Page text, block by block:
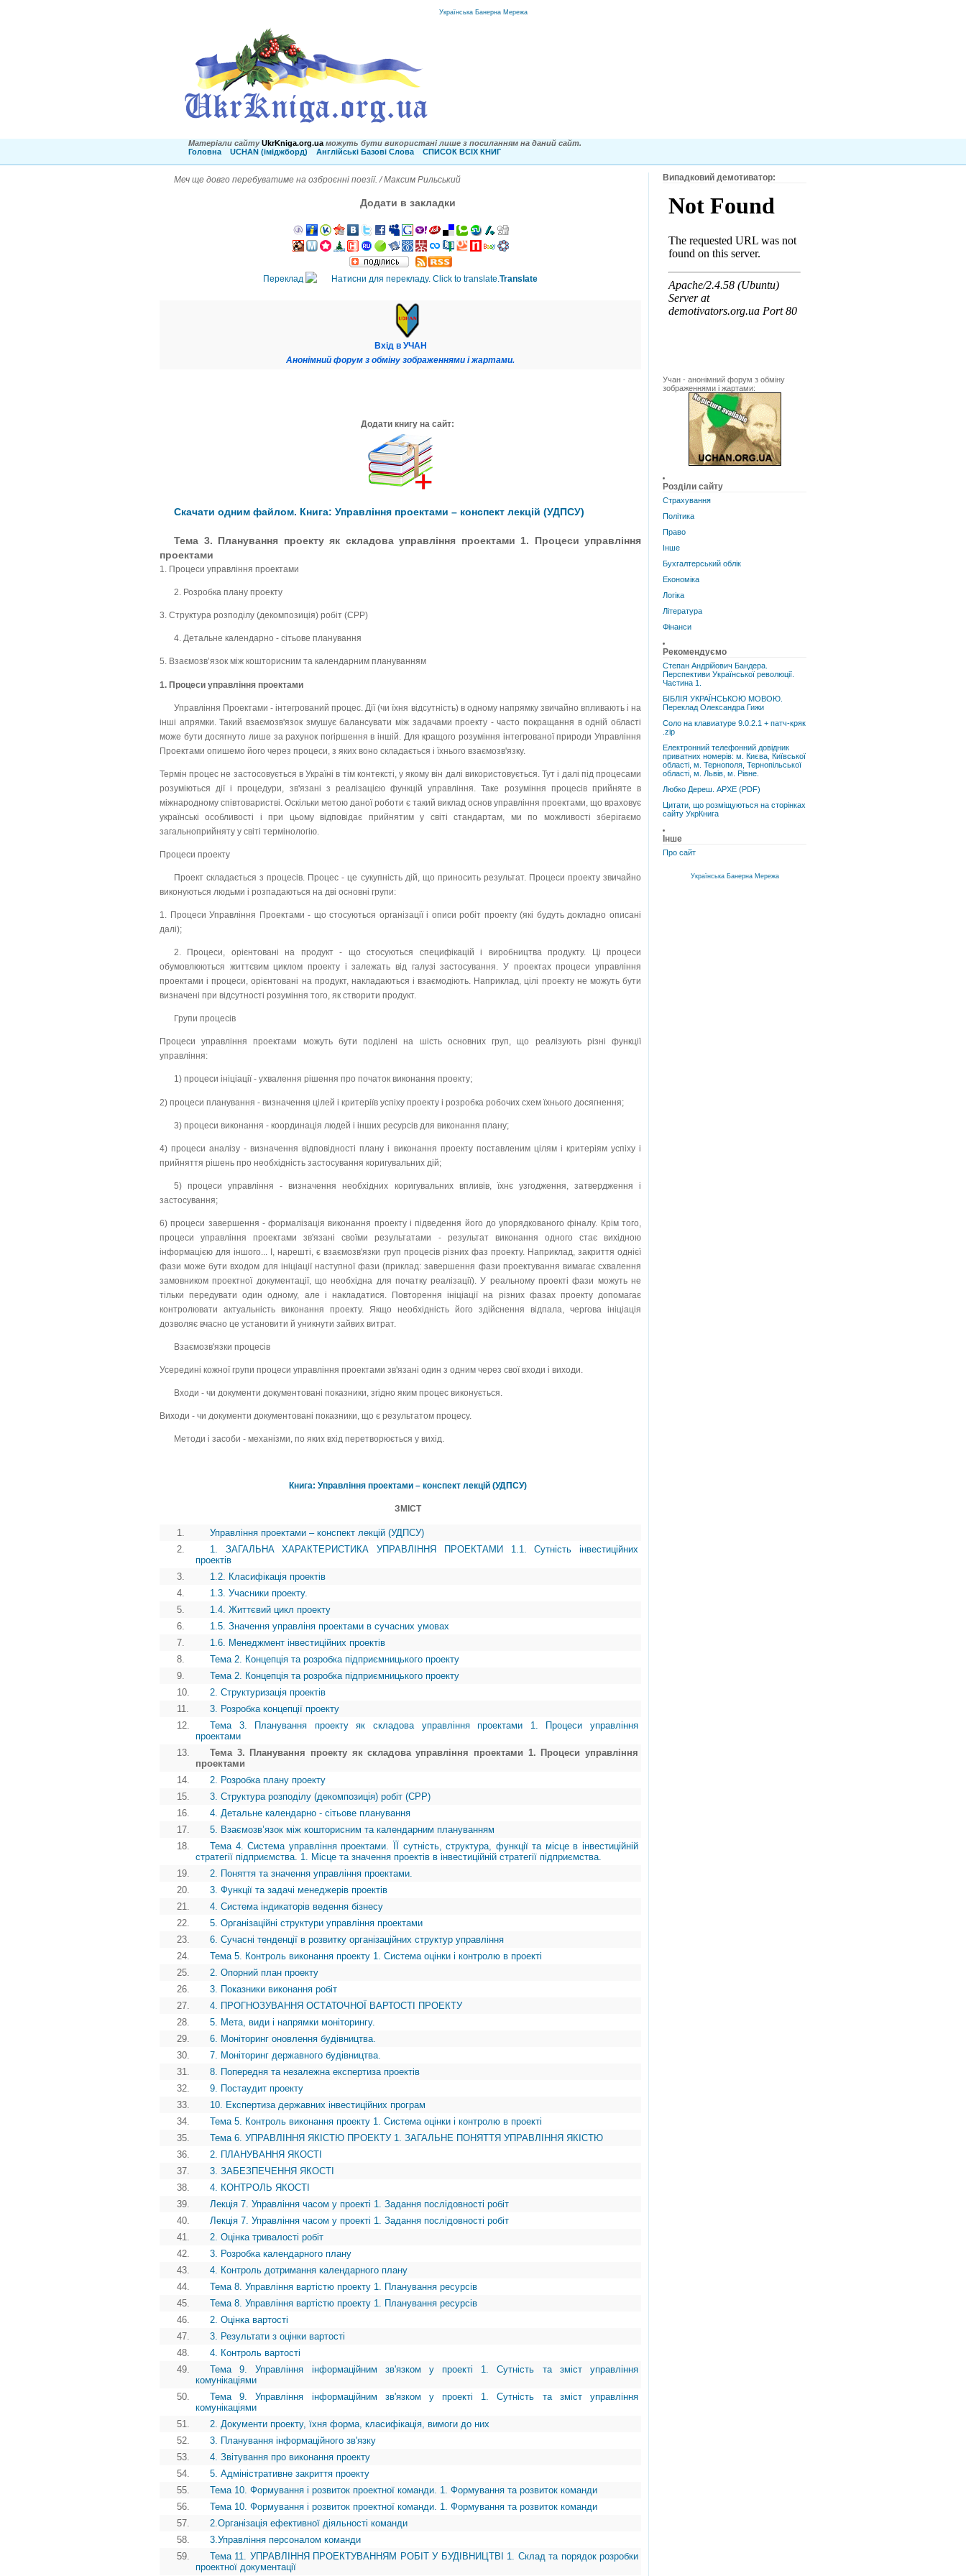
Українська Банерна Мережа
Матеріали сайту UkrKniga.org.ua можуть бути використані лише з посиланням на даний сайт.
Головна
UCHAN (іміджборд) Англійські Базові Слова СПИСОК ВСІХ КНИГ
Меч ще довго перебуватиме на озброєнні поезії. / Максим Рильський
Додати в закладки
Переклад Translate
Вхід в УЧАН
Анонімний форум з обміну зображеннями і жартами.
Додати книгу на сайт:
Скачати одним файлом. Книга: Управління проектами – конспект лекцій (УДПСУ)
Тема 3. Планування проекту як складова управління проектами 1. Процеси управління
проектами
1. Процеси управління проектами
2. Розробка плану проекту
3. Структура розподілу (декомпозиція) робіт (СРР)
4. Детальне календарно - сітьове планування
5. Взаємозв’язок між кошторисним та календарним плануванням
1. Процеси управління проектами
Управління Проектами - інтегрований процес. Дії (чи їхня відсутність) в одному напрямку звичайно впливають і на
інші апрямки. Такий взаємозв'язок змушує балансувати між задачами проекту - часто покращання в одній області
може бути досягнуто лише за рахунок погіршення в іншій. Для кращого розуміння інтегрованої природи Управління
Проектами опишемо його через процеси, з яких воно складається і їхнього взаємозв'язку.
Термін процес не застосовується в Україні в тім контексті, у якому він далі використовується. Тут і далі під процесами
розуміються дії і процедури, зв'язані з реалізацією функцій управління. Таке розуміння процесів прийняте в
міжнародному співтоваристві. Оскільки метою даної роботи є такий виклад основ управління проектами, що враховує
українські особливості і при цьому відповідає прийнятим у світі стандартам, ми по можливості зберігаємо
загальноприйняту у світі термінологію.
Процеси проекту
Проект складається з процесів. Процес - це сукупність дій, що приносить результат. Процеси проекту звичайно
виконуються людьми і розпадаються на дві основні групи:
1. Процеси Управління Проектами - що стосуються організації і описи робіт проекту (які будуть докладно описані
далі);
2. Процеси, орієнтовані на продукт - що стосуються специфікацій і виробництва продукту. Ці процеси
обумовлюються життєвим циклом проекту і залежать від галузі застосування. У проектах процеси управління
проектами і процеси, орієнтовані на продукт, накладаються і взаємодіють. Наприклад, цілі проекту не можуть бути
визначені при відсутності розуміння того, як створити продукт.
Групи процесів
Процеси управління проектами можуть бути поділені на шість основних груп, що реалізують різні функції
управління:
1) процеси ініціації - ухвалення рішення про початок виконання проекту;
2) процеси планування - визначення цілей і критеріїв успіху проекту і розробка робочих схем їхнього досягнення;
3) процеси виконання - координація людей і інших ресурсів для виконання плану;
4) процеси аналізу - визначення відповідності плану і виконання проекту поставленим цілям і критеріям успіху і
прийняття рішень про необхідність застосування коригувальних дій;
5) процеси управління - визначення необхідних коригувальних впливів, їхнє узгодження, затвердження і
застосування;
6) процеси завершення - формалізація виконання проекту і підведення його до упорядкованого фіналу. Крім того,
процеси управління проектами зв'язані своїми результатами - результат виконання одного стає вихідною
інформацією для іншого... І, нарешті, є взаємозв'язки груп процесів різних фаз проекту. Наприклад, закриття однієї
фази може бути входом для ініціації наступної фази (приклад: завершення фази проектування вимагає схвалення
замовником проектної документації, що необхідна для початку реалізації). У реальному проекті фази можуть не
тільки передувати один одному, але і накладатися. Повторення ініціації на різних фазах проекту допомагає
контролювати актуальність виконання проекту. Якщо необхідність його здійснення відпала, чергова ініціація
дозволяє вчасно це установити й уникнути зайвих витрат.
Взаємозв'язки процесів
Усередині кожної групи процеси управління проектами зв'язані один з одним через свої входи і виходи.
Входи - чи документи документовані показники, згідно яким процес виконується.
Виходи - чи документи документовані показники, що є результатом процесу.
Методи і засоби - механізми, по яких вхід перетворюється у вихід.
Книга: Управління проектами – конспект лекцій (УДПСУ)
ЗМІСТ
1.
Управління проектами – конспект лекцій (УДПСУ)
2.
1. ЗАГАЛЬНА ХАРАКТЕРИСТИКА УПРАВЛІННЯ ПРОЕКТАМИ 1.1. Сутність інвестиційних
проектів
3.
1.2. Класифікація проектів
4.
1.3. Учасники проекту.
5.
1.4. Життєвий цикл проекту
6.
1.5. Значення управліня проектами в сучасних умовах
7.
1.6. Менеджмент інвестиційних проектів
8.
Тема 2. Концепція та розробка підприємницького проекту
9.
Тема 2. Концепція та розробка підприємницького проекту
10.
2. Структуризація проектів
11.
3. Розробка концепції проекту
12.
Тема 3. Планування проекту як складова управління проектами 1. Процеси управління
проектами
13.
Тема 3. Планування проекту як складова управління проектами 1. Процеси управління
проектами
14.
2. Розробка плану проекту
15.
3. Структура розподілу (декомпозиція) робіт (СРР)
16.
4. Детальне календарно - сітьове планування
17.
5. Взаємозв’язок між кошторисним та календарним плануванням
18.
Тема 4. Система управління проектами. ЇЇ сутність, структура, функції та місце в інвестиційній
стратегії підприємства. 1. Місце та значення проектів в інвестиційній стратегії підприємства.
19.
2. Поняття та значення управління проектами.
20.
3. Функції та задачі менеджерів проектів
21.
4. Система індикаторів ведення бізнесу
22.
5. Організаційні структури управління проектами
23.
6. Сучасні тенденції в розвитку організаційних структур управління
24.
Тема 5. Контроль виконання проекту 1. Система оцінки і контролю в проекті
25.
2. Опорний план проекту
26.
3. Показники виконання робіт
27.
4. ПРОГНОЗУВАННЯ ОСТАТОЧНОЇ ВАРТОСТІ ПРОЕКТУ
28.
5. Мета, види і напрямки моніторингу.
29.
6. Моніторинг оновлення будівництва.
30.
7. Моніторинг державного будівництва.
31.
8. Попередня та незалежна експертиза проектів
32.
9. Постаудит проекту
33.
10. Експертиза державних інвестиційних програм
34.
Тема 5. Контроль виконання проекту 1. Система оцінки і контролю в проекті
35.
Тема 6. УПРАВЛІННЯ ЯКІСТЮ ПРОЕКТУ 1. ЗАГАЛЬНЕ ПОНЯТТЯ УПРАВЛІННЯ ЯКІСТЮ
36.
2. ПЛАНУВАННЯ ЯКОСТІ
37.
3. ЗАБЕЗПЕЧЕННЯ ЯКОСТІ
38.
4. КОНТРОЛЬ ЯКОСТІ
39.
Лекція 7. Управління часом у проекті 1. Задання послідовності робіт
40.
Лекція 7. Управління часом у проекті 1. Задання послідовності робіт
41.
2. Оцінка тривалості робіт
42.
3. Розробка календарного плану
43.
4. Контроль дотримання календарного плану
44.
Тема 8. Управління вартістю проекту 1. Планування ресурсів
45.
Тема 8. Управління вартістю проекту 1. Планування ресурсів
46.
2. Оцінка вартості
47.
3. Результати з оцінки вартості
48.
4. Контроль вартості
49.
Тема 9. Управління інформаційним зв'язком у проекті 1. Сутність та зміст управління
комунікаціями
50.
Тема 9. Управління інформаційним зв'язком у проекті 1. Сутність та зміст управління
комунікаціями
51.
2. Документи проекту, їхня форма, класифікація, вимоги до них
52.
3. Планування інформаційного зв'язку
53.
4. Звітування про виконання проекту
54.
5. Адміністративне закриття проекту
55.
Тема 10. Формування і розвиток проектної команди. 1. Формування та розвиток команди
56.
Тема 10. Формування і розвиток проектної команди. 1. Формування та розвиток команди
57.
2.Організація ефективної діяльності команди
58.
3.Управління персоналом команди
59.
Тема 11. УПРАВЛІННЯ ПРОЕКТУВАННЯМ РОБІТ У БУДІВНИЦТВІ 1. Склад та порядок розробки
проектної документації
Випадковий демотиватор:
Учан - анонімний форум з обміну
зображеннями і жартами:
Розділи сайту
Страхування
Політика
Право
Інше
Бухгалтерський облік
Економіка
Логіка
Література
Фінанси
Рекомендуємо
Степан Андрійович Бандера.
Перспективи Української революції.
Частина 1.
БІБЛІЯ УКРАЇНСЬКОЮ МОВОЮ.
Переклад Олександра Гижи
Соло на клавиатуре 9.0.2.1 + патч-кряк
.zip
Електронний телефонний довідник
приватних номерів: м. Києва, Київської
області, м. Тернополя, Тернопільської
області, м. Львів, м. Рівне.
Любко Дереш. АРХЕ (PDF)
Цитати, що розміщуються на сторінках
сайту УкрКнига
Інше
Про сайт
Українська Банерна Мережа